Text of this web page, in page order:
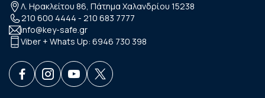
Λ. Ηρακλείτου 86, Πάτημα Χαλανδρίου 15238
210 600 4444 - 210 683 7777
info@key-safe.gr
Viber + Whats Up: 6946 730 398